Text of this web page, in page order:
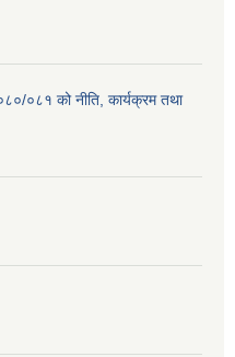
०८१ को नीति, कार्यक्रम तथा